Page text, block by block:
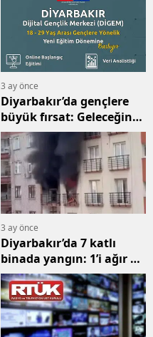
3 ay önce
Diyarbakır’da gençlere
büyük fırsat: Geleceğin
meslekleri için
başvurular başladı
3 ay önce
Diyarbakır’da 7 katlı
binada yangın: 1’i ağır 5
kişi etkilendi